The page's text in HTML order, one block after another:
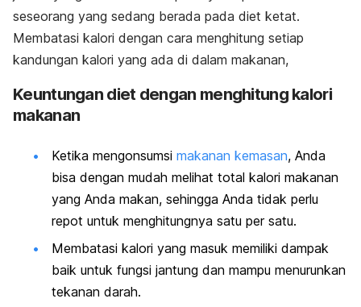
seseorang yang sedang berada pada diet ketat.
Membatasi kalori dengan cara menghitung setiap
kandungan kalori yang ada di dalam makanan,
Keuntungan diet dengan menghitung kalori
makanan
Ketika mengonsumsi makanan kemasan, Anda
bisa dengan mudah melihat total kalori makanan
yang Anda makan, sehingga Anda tidak perlu
repot untuk menghitungnya satu per satu.
Membatasi kalori yang masuk memiliki dampak
baik untuk fungsi jantung dan mampu menurunkan
tekanan darah.